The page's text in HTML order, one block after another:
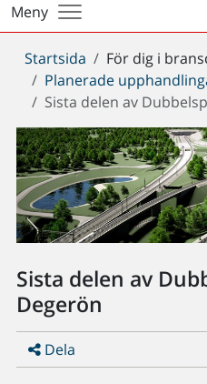
Meny
Du
är
här:
Startsida För dig i
Planerade
Sista delen av
Sista delen av
Degerön
Dela